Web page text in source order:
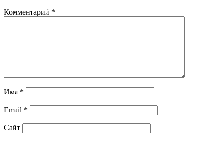
Комментарий *
Имя *
Email *
Сайт